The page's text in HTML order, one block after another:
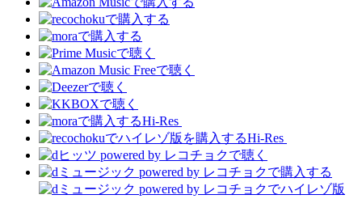
Hi-Res
Hi-Res